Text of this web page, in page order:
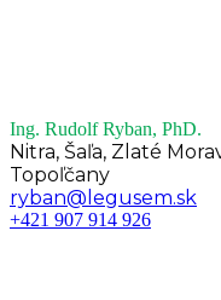
Ing. Rudolf Ryban, PhD.
Nitra, Šaľa, Zlaté
Topoľčany
ryban@legusem.sk
+421 907 914 926